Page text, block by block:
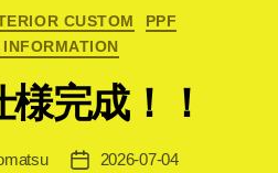
カ
テ
ゴ
リ
ー
CUSTOM
PPF
完成！！
投
2026-07-04